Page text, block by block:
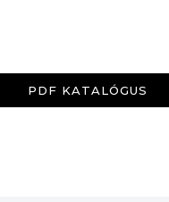
PDF KATALÓGUS